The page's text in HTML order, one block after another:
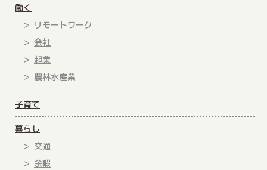
働く
リモートワーク
会社
起業
農林水産業
子育て
暮らし
交通
余暇